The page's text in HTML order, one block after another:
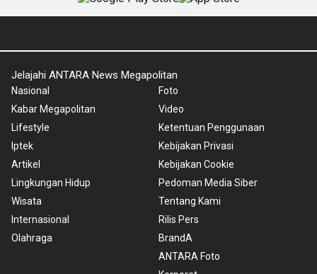
Jelajahi ANTARA News Megapolitan
Nasional
Kabar Megapolitan
Lifestyle
Iptek
Artikel
Lingkungan Hidup
Wisata
Internasional
Olahraga
Foto
Video
Ketentuan Penggunaan
Kebijakan Privasi
Kebijakan Cookie
Pedoman Media Siber
Tentang Kami
Rilis Pers
BrandA
ANTARA Foto